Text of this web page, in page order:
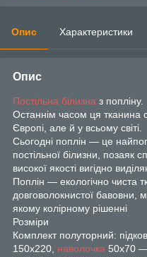
Опис Характеристики
Опис
Постільна білизна з попліну.
Останнім часом ця тканина
Європі, але й у всьому світі.
Сьогодні поплін — це
постільної білизни, позаяк
високої якості вигідно
Поплін — екологічно чиста
довговолокнистої бавовни,
якому колірному рішенні
Розміри
Комплект полуторний:
150х220, наволочка 50х70